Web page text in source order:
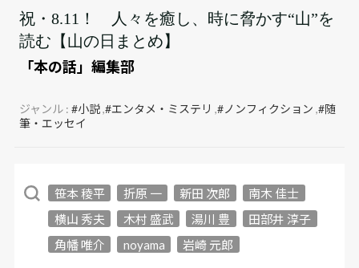
祝・8.11！ 人々を癒し、時に脅かす“山”を
読む【山の日まとめ】
「本の話」編集部
ジャンル :#小説,#エンタメ・ミステリ ,#ノンフィクション ,#随
筆・エッセイ
笹本 稜平 折原 一 新田 次郎
南木 佳士
横山 秀夫
木村 盛武 湯川 豊
田部井 淳子
角幡 唯介
noyama 岩崎 元郎